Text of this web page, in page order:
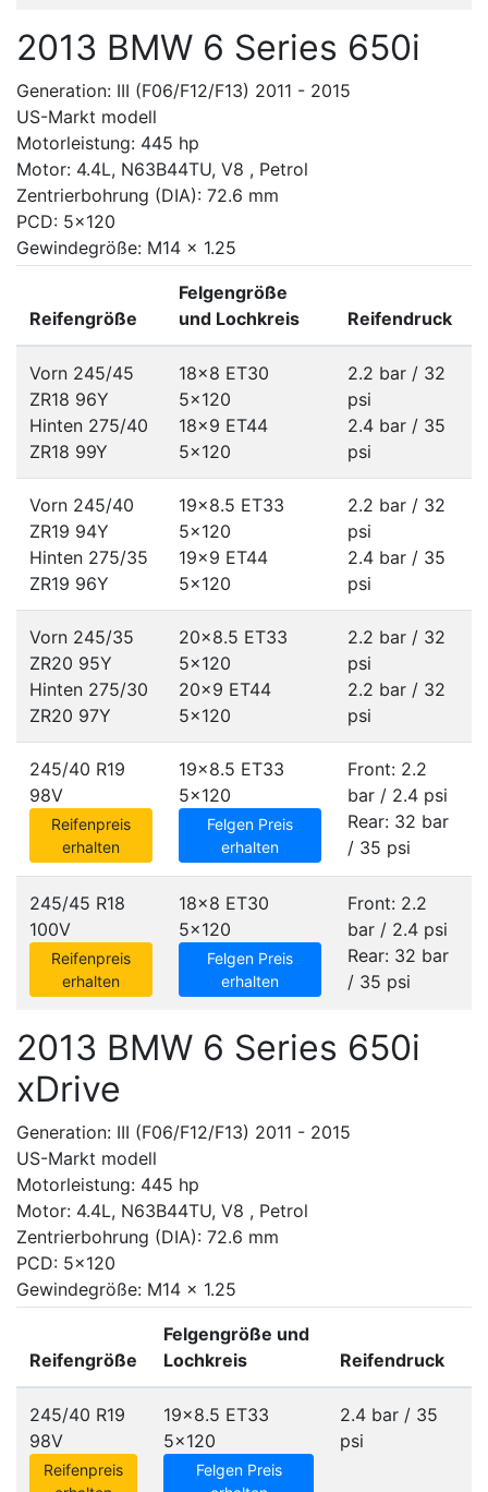
2013 BMW 6 Series 650i
Generation: III (F06/F12/F13) 2011 - 2015
US-Markt modell
Motorleistung: 445 hp
Motor: 4.4L, N63B44TU, V8 , Petrol
Zentrierbohrung (DIA): 72.6 mm
PCD: 5x120
Gewindegröße: M14 x 1.25
Reifengröße
Felgengröße
und Lochkreis
Reifendruck
Vorn 245/45
ZR18 96Y
Hinten 275/40
ZR18 99Y
18x8 ET30
5x120
18x9 ET44
5x120
2.2 bar / 32
psi
2.4 bar / 35
psi
Vorn 245/40
ZR19 94Y
Hinten 275/35
ZR19 96Y
19x8.5 ET33
5x120
19x9 ET44
5x120
2.2 bar / 32
psi
2.4 bar / 35
psi
Vorn 245/35
ZR20 95Y
Hinten 275/30
ZR20 97Y
20x8.5 ET33
5x120
20x9 ET44
5x120
2.2 bar / 32
psi
2.2 bar / 32
psi
245/40 R19
98V
Reifenpreis
erhalten
19x8.5 ET33
5x120
Felgen Preis
erhalten
Front: 2.2
bar / 2.4 psi
Rear: 32 bar
/ 35 psi
245/45 R18
100V
Reifenpreis
erhalten
18x8 ET30
5x120
Felgen Preis
erhalten
Front: 2.2
bar / 2.4 psi
Rear: 32 bar
/ 35 psi
2013 BMW 6 Series 650i
xDrive
Generation: III (F06/F12/F13) 2011 - 2015
US-Markt modell
Motorleistung: 445 hp
Motor: 4.4L, N63B44TU, V8 , Petrol
Zentrierbohrung (DIA): 72.6 mm
PCD: 5x120
Gewindegröße: M14 x 1.25
Reifengröße
Felgengröße und
Lochkreis
Reifendruck
245/40 R19
98V
Reifenpreis
19x8.5 ET33
5x120
Felgen Preis
2.4 bar / 35
psi